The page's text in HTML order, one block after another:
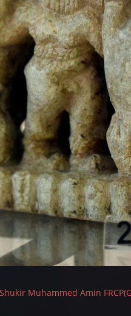
Muhammed Amin